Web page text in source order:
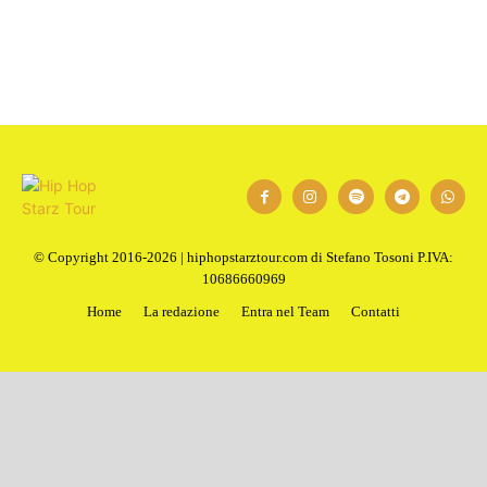
© Copyright 2016-2026 | hiphopstarztour.com di Stefano Tosoni P.IVA:
10686660969
Home
La redazione Entra nel Team Contatti